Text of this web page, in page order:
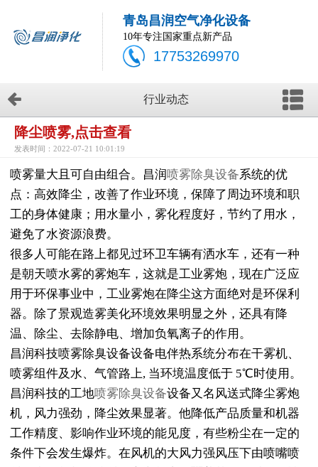
青岛昌润空气净化设备
10年专注国家重点新产品
17753269970
行业动态
降尘喷雾,点击查看
发表时间：2022-07-21 10:01:19
喷雾量大且可自由组合。昌润喷雾除臭设备系统的优
点：高效降尘，改善了作业环境，保障了周边环境和职
工的身体健康；用水量小，雾化程度好，节约了用水，
避免了水资源浪费。
很多人可能在路上都见过环卫车辆有洒水车，还有一种
是朝天喷水雾的雾炮车，这就是工业雾炮，现在广泛应
用于环保事业中，工业雾炮在降尘这方面绝对是环保利
器。除了景观造雾美化环境效果明显之外，还具有降
温、除尘、去除静电、增加负氧离子的作用。
昌润科技喷雾除臭设备设备电伴热系统分布在干雾机、
喷雾组件及水、气管路上, 当环境温度低于 5℃时使用。
昌润科技的工地喷雾除臭设备设备又名风送式降尘雾炮
机，风力强劲，降尘效果显著。他降低产品质量和机器
工作精度、影响作业环境的能见度，有些粉尘在一定的
条件下会发生爆炸。在风机的大风力强风压下由喷嘴喷